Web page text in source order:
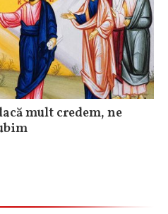
mult credem, ne